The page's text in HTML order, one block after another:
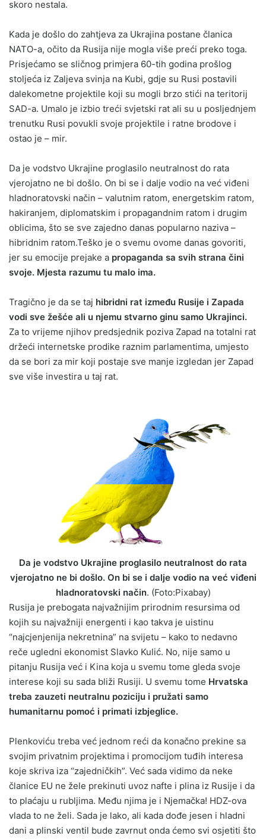
skoro nestala.
Kada je došlo do zahtjeva za Ukrajina postane članica
NATO-a, očito da Rusija nije mogla više preći preko toga.
Prisjećamo se sličnog primjera 60-tih godina prošlog
stoljeća iz Zaljeva svinja na Kubi, gdje su Rusi postavili
dalekometne projektile koji su mogli brzo stići na teritorij
SAD-a. Umalo je izbio treći svjetski rat ali su u posljednjem
trenutku Rusi povukli svoje projektile i ratne brodove i
ostao je – mir.
Da je vodstvo Ukrajine proglasilo neutralnost do rata
vjerojatno ne bi došlo. On bi se i dalje vodio na već viđeni
hladnoratovski način – valutnim ratom, energetskim ratom,
hakiranjem, diplomatskim i propagandnim ratom i drugim
oblicima, što se sve zajedno danas popularno naziva –
hibridnim ratom.Teško je o svemu ovome danas govoriti,
jer su emocije prejake a propaganda sa svih strana čini
svoje. Mjesta razumu tu malo ima.
Tragično je da se taj hibridni rat između Rusije i Zapada
vodi sve žešće ali u njemu stvarno ginu samo Ukrajinci.
Za to vrijeme njihov predsjednik poziva Zapad na totalni rat
držeći internetske prodike raznim parlamentima, umjesto
da se bori za mir koji postaje sve manje izgledan jer Zapad
sve više investira u taj rat.
Da je vodstvo Ukrajine proglasilo neutralnost do rata
vjerojatno ne bi došlo. On bi se i dalje vodio na već viđeni
hladnoratovski način. (Foto:Pixabay)
Rusija je prebogata najvažnijim prirodnim resursima od
kojih su najvažniji energenti i kao takva je uistinu
“najcjenjenija nekretnina” na svijetu – kako to nedavno
reče ugledni ekonomist Slavko Kulić. No, nije samo u
pitanju Rusija već i Kina koja u svemu tome gleda svoje
interese koji su sada bliži Rusiji. U svemu tome Hrvatska
treba zauzeti neutralnu poziciju i pružati samo
humanitarnu pomoć i primati izbjeglice.
Plenkoviću treba već jednom reći da konačno prekine sa
svojim privatnim projektima i promocijom tuđih interesa
koje skriva iza “zajedničkih”. Već sada vidimo da neke
članice EU ne žele prekinuti uvoz nafte i plina iz Rusije i da
to plaćaju u rubljima. Među njima je i Njemačka! HDZ-ova
vlada to ne želi. Sada je lako, ali kada dođe jesen i hladni
dani a plinski ventil bude zavrnut onda ćemo svi osjetiti što